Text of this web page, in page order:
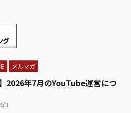
メルマガ
】2026年7月のYouTube運営につ
3